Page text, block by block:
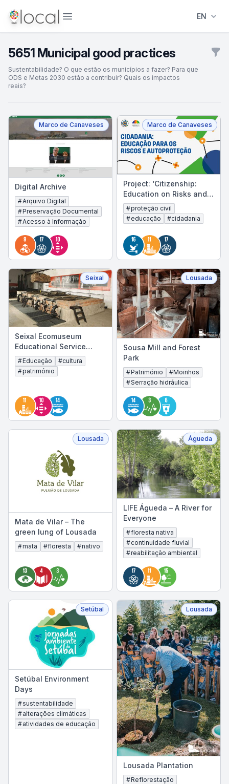
Abrir menu EN
5651 Municipal good practices
Sustentabilidade? O que estão os municípios a fazer? Para que
ODS e Metas 2030 estão a contribuir? Quais os impactos
reais?
Filtros Marco de Canaveses
Digital Archive
#Arquivo Digital
#Preservação Documental
#Acesso à Informação
Marco de Canaveses
Project: ‘Citizenship:
Education on Risks and
Self-Protection’
#proteção civil
#educação #cidadania
Seixal
Seixal Ecomuseum
Educational Service
Initiatives Programme
#Educação #cultura
#património
Lousada
Sousa Mill and Forest
Park
#Património #Moinhos
#Serração hidráulica
Lousada
Mata de Vilar – The
green lung of Lousada
#mata #floresta #nativo
Águeda
LIFE Águeda – A River for
Everyone
#floresta nativa
#continuidade fluvial
#reabilitação ambiental
Setúbal
Setúbal Environment
Days
#sustentabilidade
#alterações climáticas
#atividades de educação
Lousada
Lousada Plantation
#Reflorestação